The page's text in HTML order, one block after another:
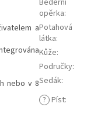
a
nebo v 8
Bederní
opěrka:
Potahová
látka:
Kůže:
Područky:
Sedák:
? Píst: